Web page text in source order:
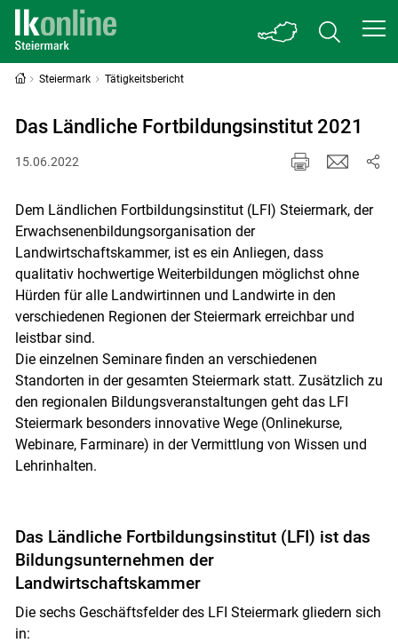
Steiermark Tätigkeitsbericht
Das Ländliche Fortbildungsinstitut 2021
15.06.2022
Dem Ländlichen Fortbildungsinstitut (LFI) Steiermark, der
Erwachsenenbildungsorganisation der
Landwirtschaftskammer, ist es ein Anliegen, dass
qualitativ hochwertige Weiterbildungen möglichst ohne
Hürden für alle Landwirtinnen und Landwirte in den
verschiedenen Regionen der Steiermark erreichbar und
leistbar sind.
Die einzelnen Seminare finden an verschiedenen
Standorten in der gesamten Steiermark statt. Zusätzlich zu
den regionalen Bildungsveranstaltungen geht das LFI
Steiermark besonders innovative Wege (Onlinekurse,
Webinare, Farminare) in der Vermittlung von Wissen und
Lehrinhalten.
Das Ländliche Fortbildungsinstitut (LFI) ist das
Bildungsunternehmen der
Landwirtschaftskammer
Die sechs Geschäftsfelder des LFI Steiermark gliedern sich
in: